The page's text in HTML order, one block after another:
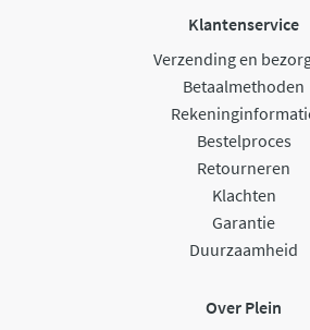
Klantenservice
Verzending en
Betaalmethoden
Bestelproces
Retourneren
Klachten
Garantie
Duurzaamheid
Over Plein